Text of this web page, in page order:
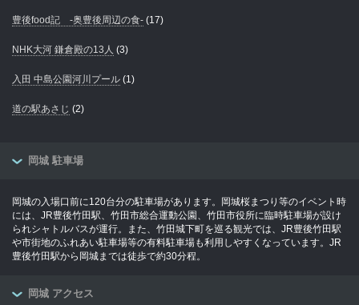
豊後food記 -奥豊後周辺の食- (17)
NHK大河 鎌倉殿の13人 (3)
入田 中島公園河川プール (1)
道の駅あさじ (2)
岡城 駐車場
岡城の入場口前に120台分の駐車場があります。岡城桜まつり等のイベント時
には、JR豊後竹田駅、竹田市総合運動公園、竹田市役所に臨時駐車場が設け
られシャトルバスが運行。また、竹田城下町を巡る観光では、JR豊後竹田駅
や市街地のふれあい駐車場等の有料駐車場も利用しやすくなっています。JR
豊後竹田駅から岡城までは徒歩で約30分程。
岡城 アクセス